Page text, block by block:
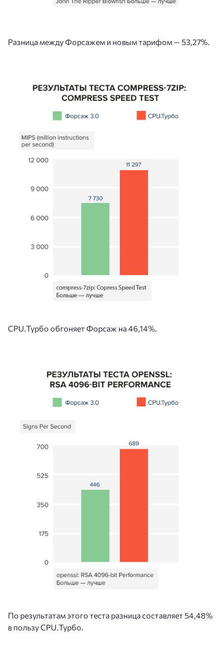
Разница между Форсажем и новым тарифом — 53,27%.
CPU.Турбо обгоняет Форсаж на 46,14%.
По результатам этого теста разница составляет 54,48%
в пользу CPU.Турбо.